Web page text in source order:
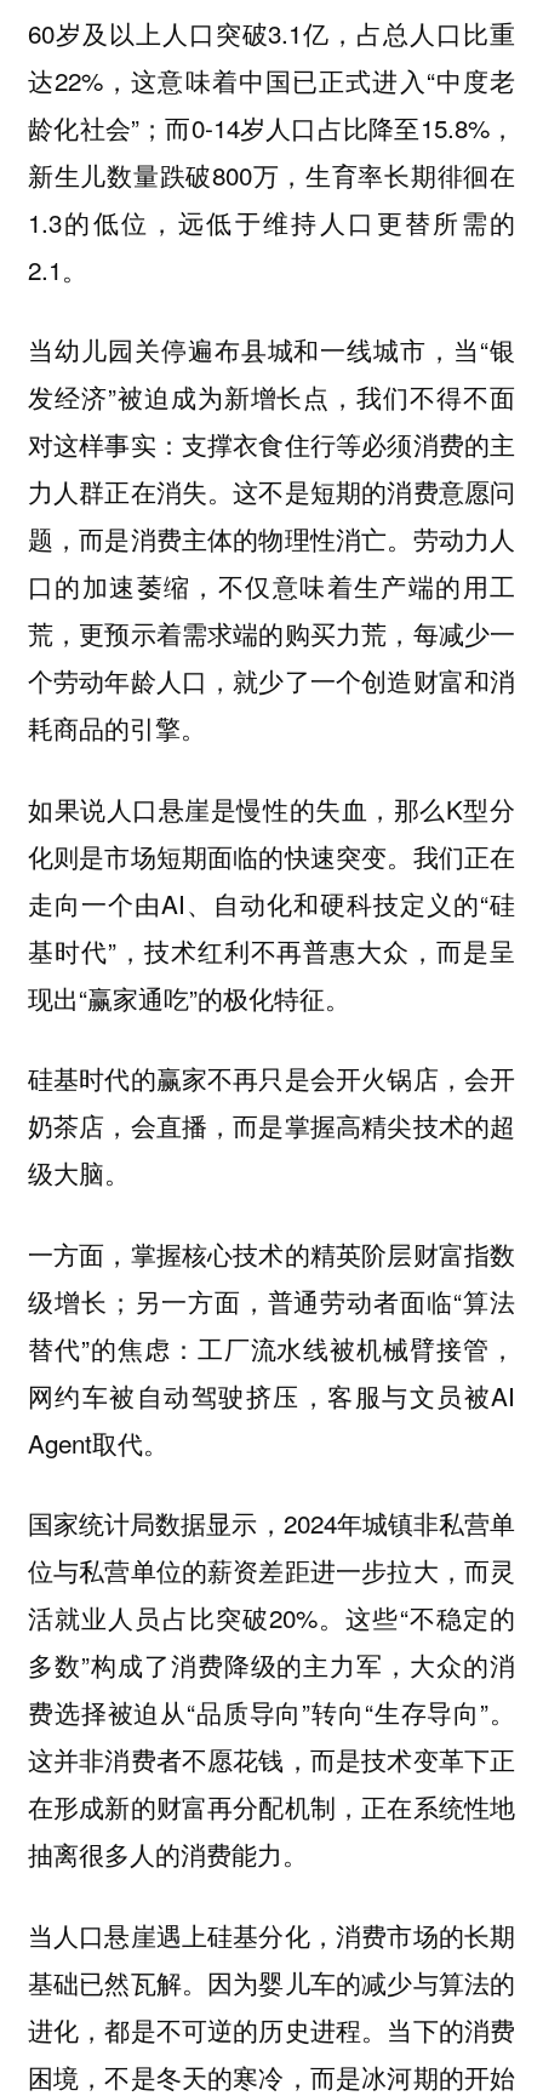
60岁及以上人口突破3.1亿，占总人口比重
达22%，这意味着中国已正式进入“中度老
龄化社会”；而0-14岁人口占比降至15.8%，
新生儿数量跌破800万，生育率长期徘徊在
1.3的低位，远低于维持人口更替所需的
2.1。
当幼儿园关停遍布县城和一线城市，当“银
发经济”被迫成为新增长点，我们不得不面
对这样事实：支撑衣食住行等必须消费的主
力人群正在消失。这不是短期的消费意愿问
题，而是消费主体的物理性消亡。劳动力人
口的加速萎缩，不仅意味着生产端的用工
荒，更预示着需求端的购买力荒，每减少一
个劳动年龄人口，就少了一个创造财富和消
耗商品的引擎。
如果说人口悬崖是慢性的失血，那么K型分
化则是市场短期面临的快速突变。我们正在
走向一个由AI、自动化和硬科技定义的“硅
基时代”，技术红利不再普惠大众，而是呈
现出“赢家通吃”的极化特征。
硅基时代的赢家不再只是会开火锅店，会开
奶茶店，会直播，而是掌握高精尖技术的超
级大脑。
一方面，掌握核心技术的精英阶层财富指数
级增长；另一方面，普通劳动者面临“算法
替代”的焦虑：工厂流水线被机械臂接管，
网约车被自动驾驶挤压，客服与文员被AI
Agent取代。
国家统计局数据显示，2024年城镇非私营单
位与私营单位的薪资差距进一步拉大，而灵
活就业人员占比突破20%。这些“不稳定的
多数”构成了消费降级的主力军，大众的消
费选择被迫从“品质导向”转向“生存导向”。
这并非消费者不愿花钱，而是技术变革下正
在形成新的财富再分配机制，正在系统性地
抽离很多人的消费能力。
当人口悬崖遇上硅基分化，消费市场的长期
基础已然瓦解。因为婴儿车的减少与算法的
进化，都是不可逆的历史进程。当下的消费
困境，不是冬天的寒冷，而是冰河期的开始